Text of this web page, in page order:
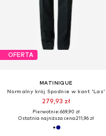
OFERTA
MATINIQUE
Normalny krój Spodnie w kant 'Las'
279,93 zł
Pierwotnie: 669,90 zł
Ostatnia najniższa cena:211,96 zł